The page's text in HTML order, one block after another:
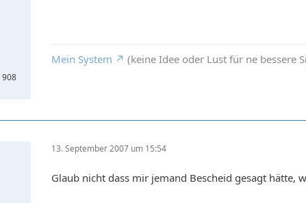
908
Mein System (keine Idee oder Lust für ne bessere
13. September 2007 um 15:54
Glaub nicht dass mir jemand Bescheid gesagt hätte,